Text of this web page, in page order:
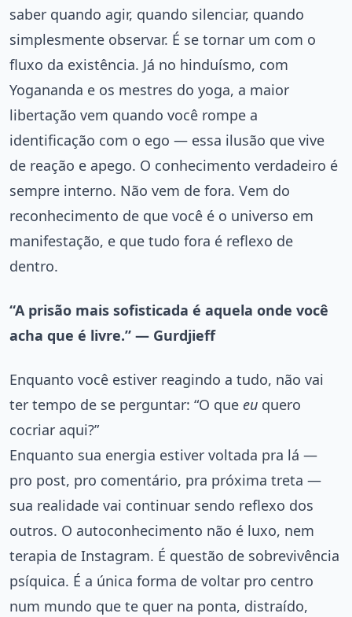
saber quando agir, quando silenciar, quando
simplesmente observar. É se tornar um com o
fluxo da existência. Já no hinduísmo, com
Yogananda e os mestres do yoga, a maior
libertação vem quando você rompe a
identificação com o ego — essa ilusão que vive
de reação e apego. O conhecimento verdadeiro é
sempre interno. Não vem de fora. Vem do
reconhecimento de que você é o universo em
manifestação, e que tudo fora é reflexo de
dentro.
“A prisão mais sofisticada é aquela onde você
acha que é livre.” — Gurdjieff
Enquanto você estiver reagindo a tudo, não vai
ter tempo de se perguntar: “O que eu quero
cocriar aqui?”
Enquanto sua energia estiver voltada pra lá —
pro post, pro comentário, pra próxima treta —
sua realidade vai continuar sendo reflexo dos
outros. O autoconhecimento não é luxo, nem
terapia de Instagram. É questão de sobrevivência
psíquica. É a única forma de voltar pro centro
num mundo que te quer na ponta, distraído,